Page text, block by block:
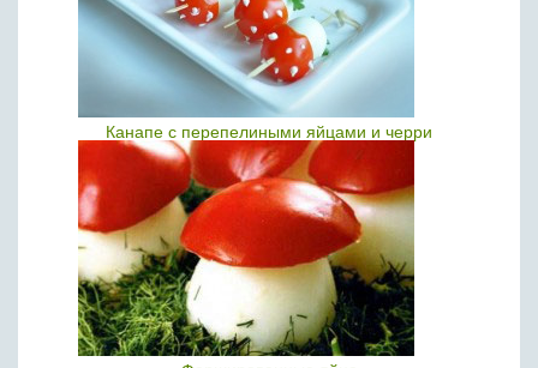
Канапе с перепелиными яйцами и черри